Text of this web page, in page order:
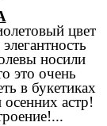
цвет
носили
это очень
в букетиках
астр!